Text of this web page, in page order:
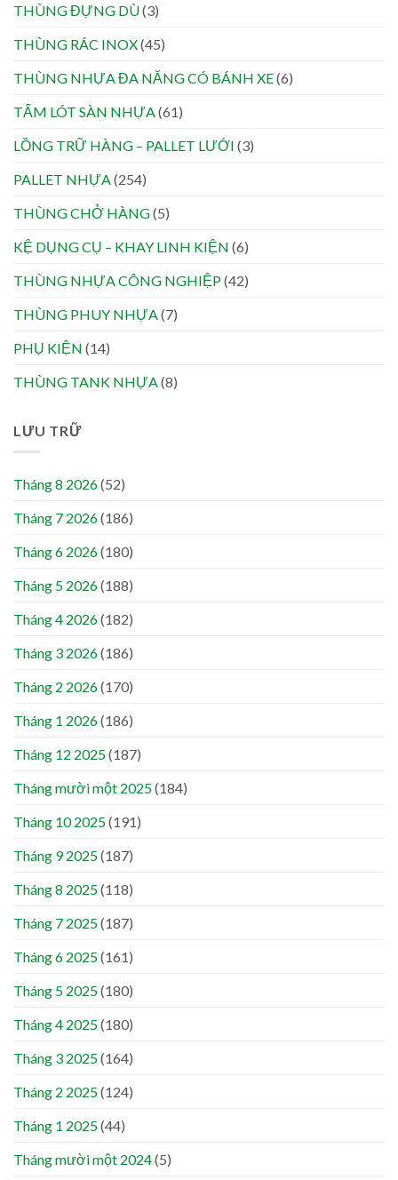
THÙNG ĐỰNG DÙ(3)
THÙNG RÁC INOX(45)
THÙNG NHỰA ĐA NĂNG CÓ BÁNH XE(6)
TẤM LÓT SÀN NHỰA (61)
LỒNG TRỮ HÀNG – PALLET LƯỚI (3)
PALLET NHỰA (254)
THÙNG CHỞ HÀNG(5)
KỆ DỤNG CỤ – KHAY LINH KIỆN (6)
THÙNG NHỰA CÔNG NGHIỆP(42)
THÙNG PHUY NHỰA (7)
PHỤ KIỆN (14)
THÙNG TANK NHỰA (8)
LƯU TRỮ
Tháng 8 2026(52)
Tháng 7 2026(186)
Tháng 6 2026(180)
Tháng 5 2026(188)
Tháng 4 2026(182)
Tháng 3 2026(186)
Tháng 2 2026(170)
Tháng 1 2026(186)
Tháng 12 2025(187)
Tháng mười một 2025(184)
Tháng 10 2025(191)
Tháng 9 2025(187)
Tháng 8 2025(118)
Tháng 7 2025(187)
Tháng 6 2025(161)
Tháng 5 2025(180)
Tháng 4 2025(180)
Tháng 3 2025(164)
Tháng 2 2025(124)
Tháng 1 2025(44)
Tháng mười một 2024(5)